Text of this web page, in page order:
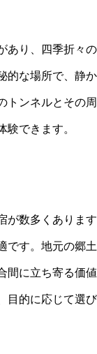
あり、四季折々
的な場所で、静
トンネルとその
験できます。
が数多くありま
です。地元の郷
間に立ち寄る価
目的に応じて選